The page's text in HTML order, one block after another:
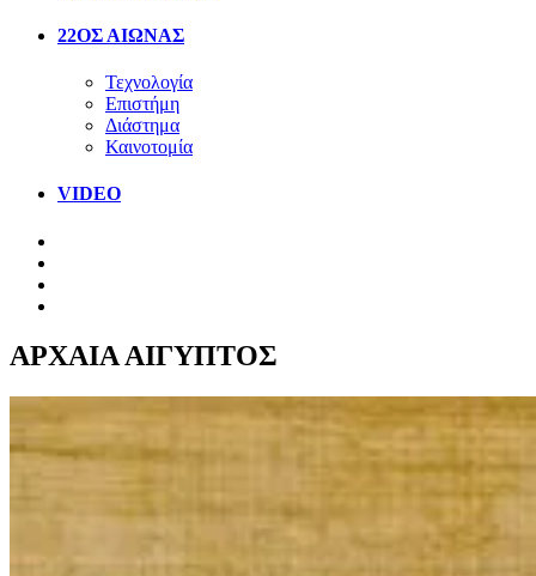
22ΟΣ ΑΙΩΝΑΣ
Τεχνολογία
Επιστήμη
Διάστημα
Καινοτομία
VIDEO
ΑΡΧΑΙΑ ΑΙΓΥΠΤΟΣ